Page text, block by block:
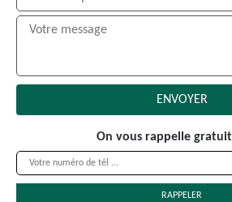
On vous rappelle